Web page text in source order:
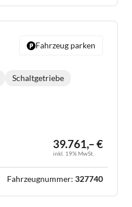
39.761,– €
inkl. 19% MwSt.
Getriebe:
Schaltgetriebe
Fahrzeug parken
Fahrzeugnummer: 327740